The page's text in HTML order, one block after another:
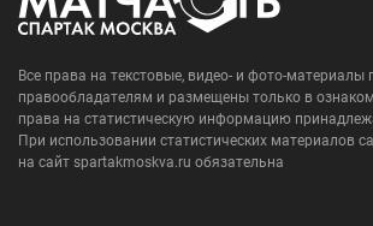
Все права на текстовые, видео- и фото-материалы
правообладателям и размещены только в
права на статистическую информацию
При использовании статистических материалов
на сайт spartakmoskva.ru обязательна